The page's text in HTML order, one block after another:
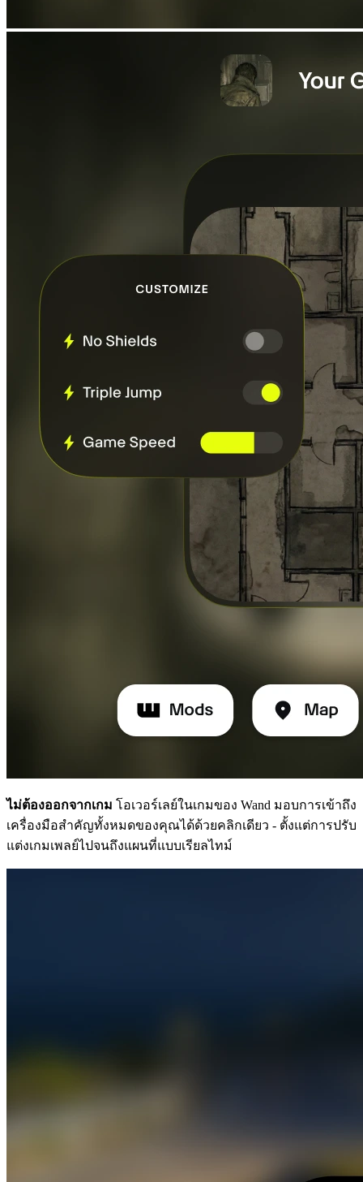
ไม่ต้องออกจากเกม โอเวอร์เลย์ในเกมของ Wand มอบการเข้าถึง
เครื่องมือสำคัญทั้งหมดของคุณได้ด้วยคลิกเดียว - ตั้งแต่การปรับ
แต่งเกมเพลย์ไปจนถึงแผนที่แบบเรียลไทม์